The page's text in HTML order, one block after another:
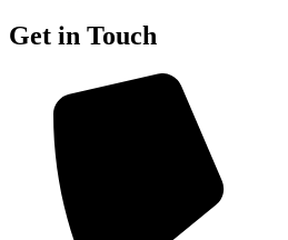
Get in Touch